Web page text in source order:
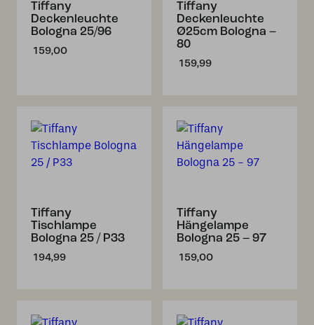
Tiffany
Deckenleuchte
Bologna 25/96
159,00
Tiffany
Deckenleuchte
Ø25cm Bologna –
80
159,99
Tiffany
Tischlampe
Bologna 25 / P33
194,99
Tiffany
Hängelampe
Bologna 25 – 97
159,00